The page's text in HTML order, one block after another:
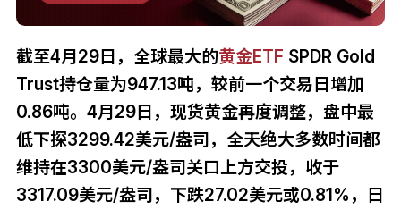
截至4月29日，全球最大的黄金ETF SPDR Gold
Trust持仓量为947.13吨，较前一个交易日增加
0.86吨。4月29日，现货黄金再度调整，盘中最
低下探3299.42美元/盎司，全天绝大多数时间都
维持在3300美元/盎司关口上方交投，收于
3317.09美元/盎司，下跌27.02美元或0.81%，日